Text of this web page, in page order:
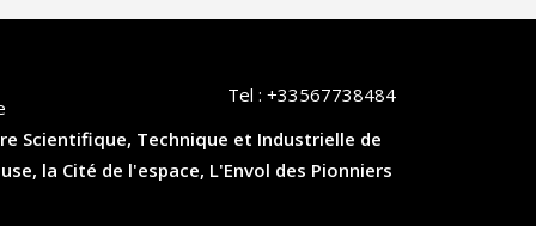
Tel : +33567738484
Scientifique, Technique et Industrielle de
la Cité de l'espace, L'Envol des Pionniers